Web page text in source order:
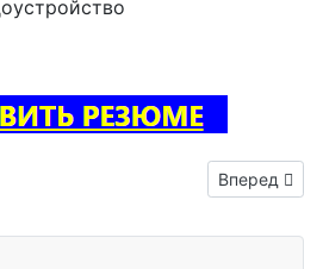
РЭА вакансия Алагир
Следующий:
Вперед